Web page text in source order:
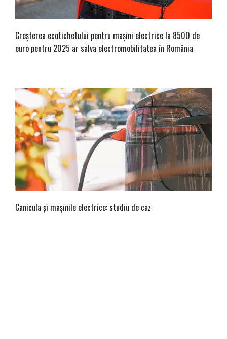
Creșterea ecotichetului pentru mașini electrice la 8500 de
euro pentru 2025 ar salva electromobilitatea în România
Canicula și mașinile electrice: studiu de caz